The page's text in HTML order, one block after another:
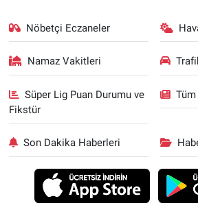
Nöbetçi Eczaneler
Namaz Vakitleri
Süper Lig Puan Durumu ve
Fikstür
Son Dakika Haberleri